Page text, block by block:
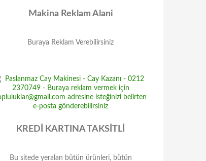
Makina Reklam Alani
Buraya Reklam Verebilirsiniz
KREDİ KARTINA TAKSİTLİ
Bu sitede yeralan bütün ürünleri, bütün